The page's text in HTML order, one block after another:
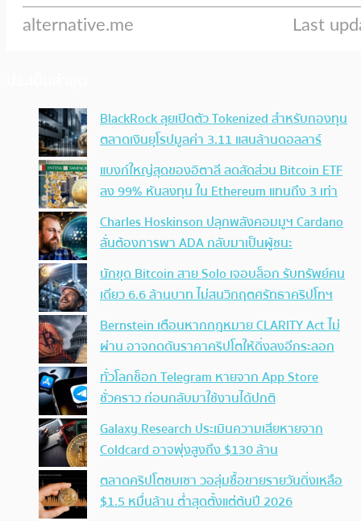
BlackRock ลุยเปิดตัว Tokenized สำหรับกองทุน
ตลาดเงินยุโรปมูลค่า 3.11 แสนล้านดอลลาร์
แบงก์ใหญ่สุดของอิตาลี ลดสัดส่วน Bitcoin ETF
ลง 99% หันลงทุน ใน Ethereum แทนถึง 3 เท่า
Charles Hoskinson ปลุกพลังคอมมูฯ Cardano
ลั่นต้องการพา ADA กลับมาเป็นผู้ชนะ
นักขุด Bitcoin สาย Solo เจอบล็อก รับทรัพย์คน
เดียว 6.6 ล้านบาท ไม่สนวิกฤตศรัทธาคริปโทฯ
Bernstein เตือนหากกฎหมาย CLARITY Act ไม่
ผ่าน อาจกดดันราคาคริปโตให้ดิ่งลงอีกระลอก
ทั่วโลกช็อก Telegram หายจาก App Store
ชั่วคราว ก่อนกลับมาใช้งานได้ปกติ
Galaxy Research ประเมินความเสียหายจาก
Coldcard อาจพุ่งสูงถึง $130 ล้าน
ตลาดคริปโตซบเซา วอลุ่มซื้อขายรายวันดิ่งเหลือ
$1.5 หมื่นล้าน ต่ำสุดตั้งแต่ต้นปี 2026